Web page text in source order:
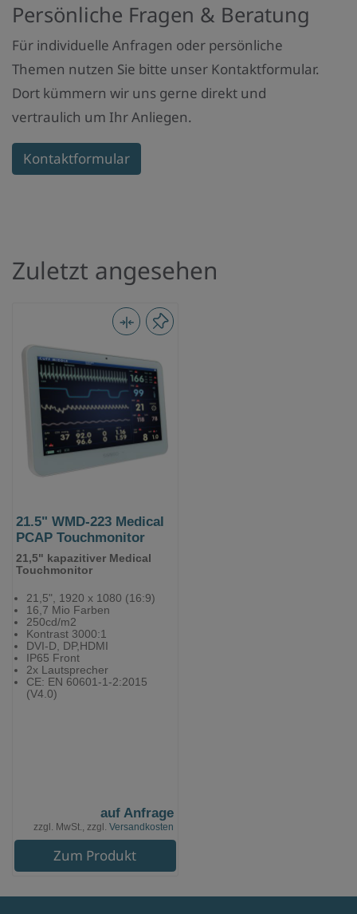
Persönliche Fragen & Beratung
Für individuelle Anfragen oder persönliche
Themen nutzen Sie bitte unser Kontaktformular.
Dort kümmern wir uns gerne direkt und
vertraulich um Ihr Anliegen.
Kontaktformular
Zuletzt angesehen
21.5" WMD-223 Medical
PCAP Touchmonitor
21,5" kapazitiver Medical
Touchmonitor
21,5", 1920 x 1080 (16:9)
16,7 Mio Farben
250cd/m2
Kontrast 3000:1
DVI-D, DP,HDMI
IP65 Front
2x Lautsprecher
CE: EN 60601-1-2:2015
(V4.0)
auf Anfrage
zzgl. MwSt., zzgl. Versandkosten
Zum Produkt